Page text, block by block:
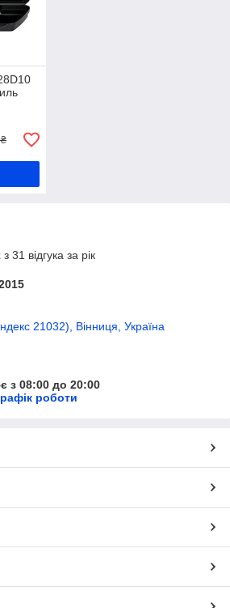
31 відгука за рік
21032), Вінниця, Україна
з 08:00 до 20:00
роботи